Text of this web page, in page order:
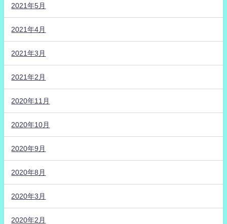
2021年5月
2021年4月
2021年3月
2021年2月
2020年11月
2020年10月
2020年9月
2020年8月
2020年3月
2020年2月